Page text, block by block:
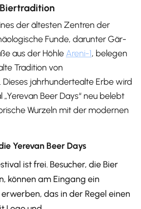
der ältesten Zentren der
Funde, darunter Gär-
aus der Höhle Areni-1, belegen
Tradition von
jahrhundertealte Erbe wird
Beer Days“ neu belebt
Wurzeln mit der modernen
Yerevan Beer Days
ist frei. Besucher, die Bier
können am Eingang ein
das in der Regel einen